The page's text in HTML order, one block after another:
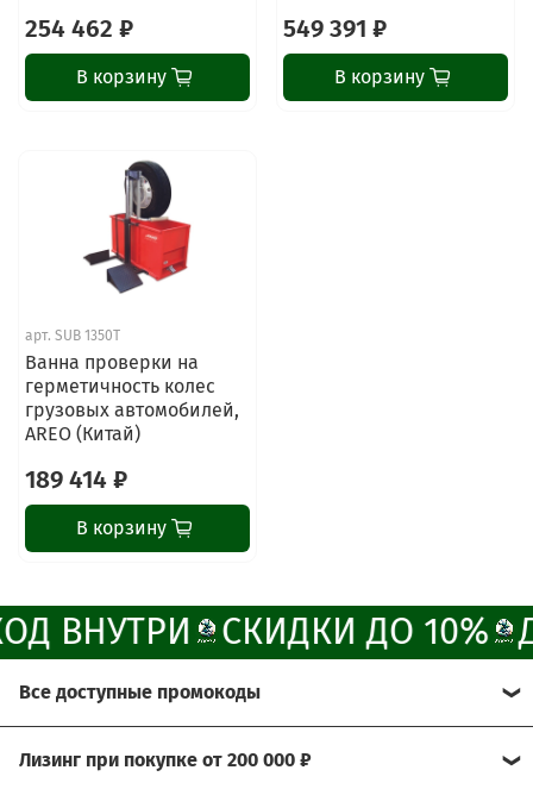
254 462 ₽
В корзину
549 391 ₽
В корзину
арт. SUB 1350T
Ванна проверки на
герметичность колес
грузовых автомобилей,
AREO (Китай)
189 414 ₽
В корзину
ВНУТРИ СКИДКИ ДО 10%
Все доступные промокоды
Лизинг при покупке от 200 000 ₽
ChatApp
online
Наши мессенджеры
Свяжитесь с нами через любой удобный
мессенджер!
Написать менеджеру в MAX
Отдел продаж и сервис
Позвонить
Группа Вконтакте